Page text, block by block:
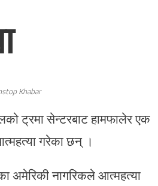
Khabar
ट्रमा सेन्टरबाट हामफालेर एक
गरेका छन् ।
अमेरिकी नागरिकले आत्महत्या